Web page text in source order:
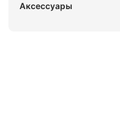
Аксессуары